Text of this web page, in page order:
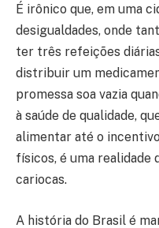
É irônico que, em uma
desigualdades, onde
ter três refeições
distribuir um
promessa soa vazia
à saúde de qualidade,
alimentar até o
físicos, é uma realidade
cariocas.
A história do Brasil é